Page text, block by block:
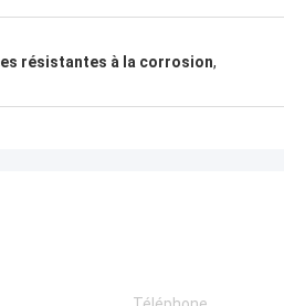
résistantes à la corrosion,